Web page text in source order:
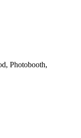
Photobooth,